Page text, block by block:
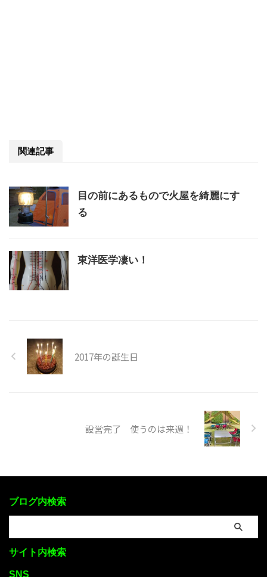
関連記事
目の前にあるもので火屋を綺麗にす
る
東洋医学凄い！
2017年の誕生日
設営完了 使うのは来週！
ブログ内検索
サイト内検索
SNS